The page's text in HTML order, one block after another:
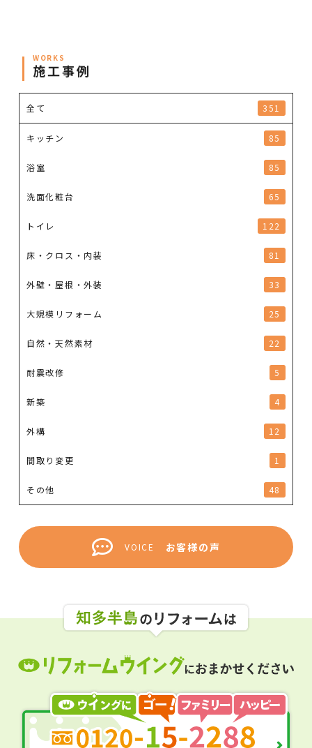
WORKS
施工事例
全て 351
キッチン 85
浴室 85
洗面化粧台 65
トイレ 122
床・クロス・内装 81
外壁・屋根・外装 33
大規模リフォーム 25
自然・天然素材 22
耐震改修 5
新築 4
外構 12
間取り変更 1
その他 48
VOICE お客様の声